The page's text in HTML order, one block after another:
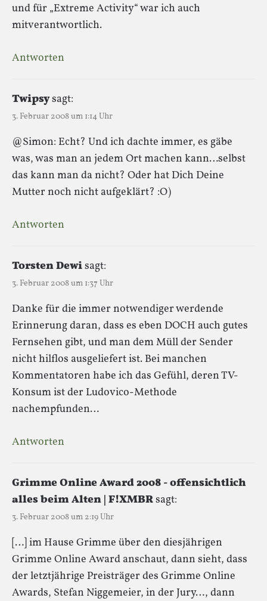
und für „Extreme Activity“ war ich auch
mitverantwortlich.
Antworten
Twipsysagt:
3. Februar 2008 um 1:14 Uhr
@Simon: Echt? Und ich dachte immer, es gäbe
was, was man an jedem Ort machen kann…selbst
das kann man da nicht? Oder hat Dich Deine
Mutter noch nicht aufgeklärt? :O)
Antworten
Torsten Dewisagt:
3. Februar 2008 um 1:37 Uhr
Danke für die immer notwendiger werdende
Erinnerung daran, dass es eben DOCH auch gutes
Fernsehen gibt, und man dem Müll der Sender
nicht hilflos ausgeliefert ist. Bei manchen
Kommentatoren habe ich das Gefühl, deren TV-
Konsum ist der Ludovico-Methode
nachempfunden…
Antworten
Grimme Online Award 2008 - offensichtlich
alles beim Alten | F!XMBRsagt:
3. Februar 2008 um 2:19 Uhr
[…] im Hause Grimme über den diesjährigen
Grimme Online Award anschaut, dann sieht, dass
der letztjährige Preisträger des Grimme Online
Awards, Stefan Niggemeier, in der Jury…, dann